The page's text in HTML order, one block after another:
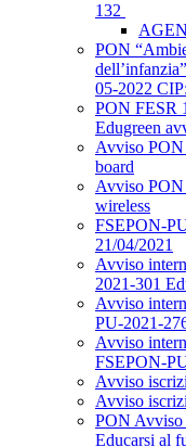
132
PON
05-2022
PON FESR
Edugreen
Avviso
board
Avviso PON
wireless
FSEPON-
21/04/2021
Avviso
2021-301
Avviso
PU-2021-
Avviso
FSEPON-
Avviso
Avviso
PON Avviso
Educarsi al